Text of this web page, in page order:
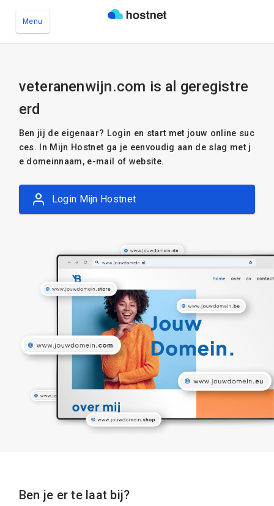
Menu
veteranenwijn.com is al geregistre
erd
Ben jij de eigenaar? Login en start met jouw online suc
ces. In Mijn Hostnet ga je eenvoudig aan de slag met j
e domeinnaam, e-mail of website.
Login Mijn Hostnet
Ben je er te laat bij?